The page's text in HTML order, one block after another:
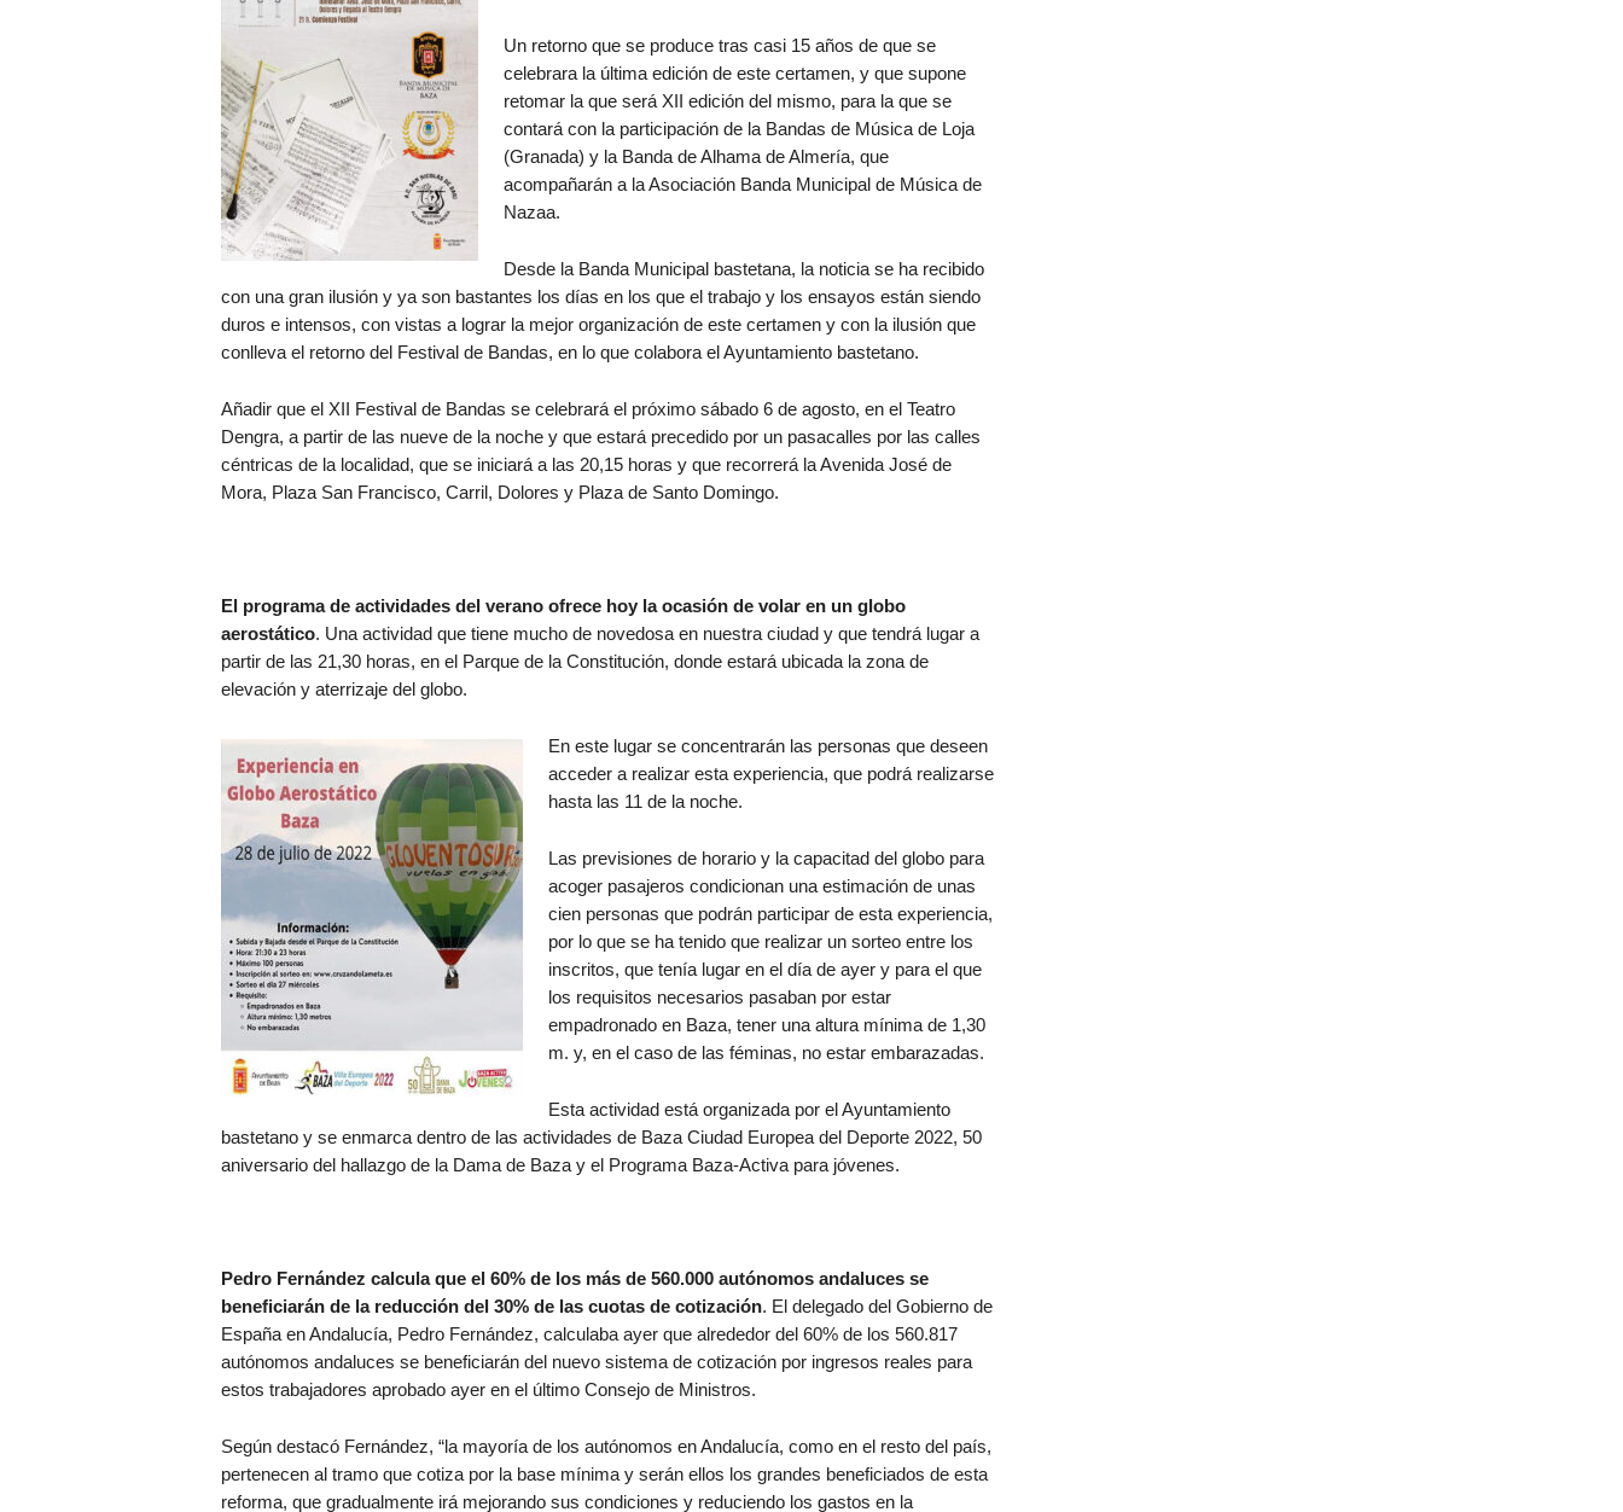
Un retorno que se produce tras casi 15 años de que se
celebrara la última edición de este certamen, y que supone
retomar la que será XII edición del mismo, para la que se
contará con la participación de la Bandas de Música de Loja
(Granada) y la Banda de Alhama de Almería, que
acompañarán a la Asociación Banda Municipal de Música de
Nazaa.
Desde la Banda Municipal bastetana, la noticia se ha recibido
con una gran ilusión y ya son bastantes los días en los que el trabajo y los ensayos están siendo
duros e intensos, con vistas a lograr la mejor organización de este certamen y con la ilusión que
conlleva el retorno del Festival de Bandas, en lo que colabora el Ayuntamiento bastetano.
Añadir que el XII Festival de Bandas se celebrará el próximo sábado 6 de agosto, en el Teatro
Dengra, a partir de las nueve de la noche y que estará precedido por un pasacalles por las calles
céntricas de la localidad, que se iniciará a las 20,15 horas y que recorrerá la Avenida José de
Mora, Plaza San Francisco, Carril, Dolores y Plaza de Santo Domingo.
El programa de actividades del verano ofrece hoy la ocasión de volar en un globo
aerostático. Una actividad que tiene mucho de novedosa en nuestra ciudad y que tendrá lugar a
partir de las 21,30 horas, en el Parque de la Constitución, donde estará ubicada la zona de
elevación y aterrizaje del globo.
En este lugar se concentrarán las personas que deseen
acceder a realizar esta experiencia, que podrá realizarse
hasta las 11 de la noche.
Las previsiones de horario y la capacitad del globo para
acoger pasajeros condicionan una estimación de unas
cien personas que podrán participar de esta experiencia,
por lo que se ha tenido que realizar un sorteo entre los
inscritos, que tenía lugar en el día de ayer y para el que
los requisitos necesarios pasaban por estar
empadronado en Baza, tener una altura mínima de 1,30
m. y, en el caso de las féminas, no estar embarazadas.
Esta actividad está organizada por el Ayuntamiento
bastetano y se enmarca dentro de las actividades de Baza Ciudad Europea del Deporte 2022, 50
aniversario del hallazgo de la Dama de Baza y el Programa Baza-Activa para jóvenes.
Pedro Fernández calcula que el 60% de los más de 560.000 autónomos andaluces se
beneficiarán de la reducción del 30% de las cuotas de cotización. El delegado del Gobierno de
España en Andalucía, Pedro Fernández, calculaba ayer que alrededor del 60% de los 560.817
autónomos andaluces se beneficiarán del nuevo sistema de cotización por ingresos reales para
estos trabajadores aprobado ayer en el último Consejo de Ministros.
Según destacó Fernández, “la mayoría de los autónomos en Andalucía, como en el resto del país,
pertenecen al tramo que cotiza por la base mínima y serán ellos los grandes beneficiados de esta
reforma, que gradualmente irá mejorando sus condiciones y reduciendo los gastos en la